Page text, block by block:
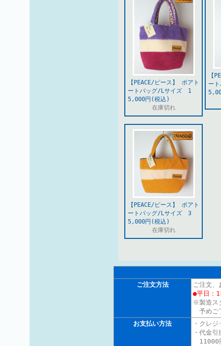
【PEACE/ピース】 ボアト
ートバッグ/Lサイズ 1
5,000円(税込)
在庫切れ
【
ー
【PEACE/ピース】 ボアト
ートバッグ/Lサイズ 3
5,000円(税込)
在庫切れ
ご注文方法
ご注文、
●平日：
※製造ス
予めご
お支払い方法
・クレ
・代金
11000